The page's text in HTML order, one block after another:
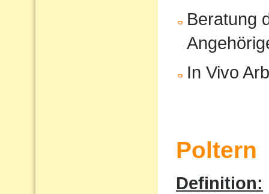
Beratung
In Vivo
Poltern
Definition: